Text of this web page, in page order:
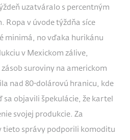
uzatváralo s percentným
Ropa v úvode týždňa síce
minimá, no vďaka hurikánu
v Mexickom zálive,
suroviny na americkom
nad 80-dolárovú hranicu, kde
sa objavili špekulácie, že kartel
svojej produkcie. Za
tieto správy podporili komoditu